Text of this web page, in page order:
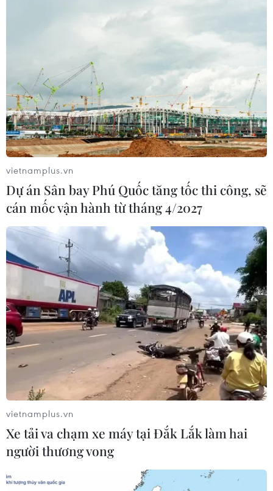
vietnamplus.vn
Dự án Sân bay Phú Quốc tăng tốc thi công, sẽ
cán mốc vận hành từ tháng 4/2027
vietnamplus.vn
Xe tải va chạm xe máy tại Đắk Lắk làm hai
người thương vong